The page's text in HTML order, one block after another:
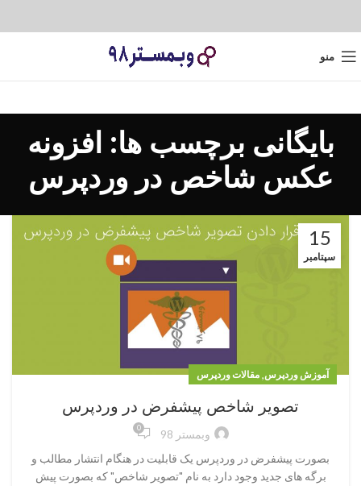
منو
بایگانی برچسب ها: افزونه
عکس شاخص در وردپرس
15
سپتامبر
آموزش وردپرس, مقالات وردپرس
تصویر شاخص پیشفرض در وردپرس
وبمستر 98 0
بصورت پیشفرض در وردپرس یک قابلیت در هنگام انتشار مطالب و
برگه های جدید وجود دارد به نام "تصویر شاخص" که بصورت پیش